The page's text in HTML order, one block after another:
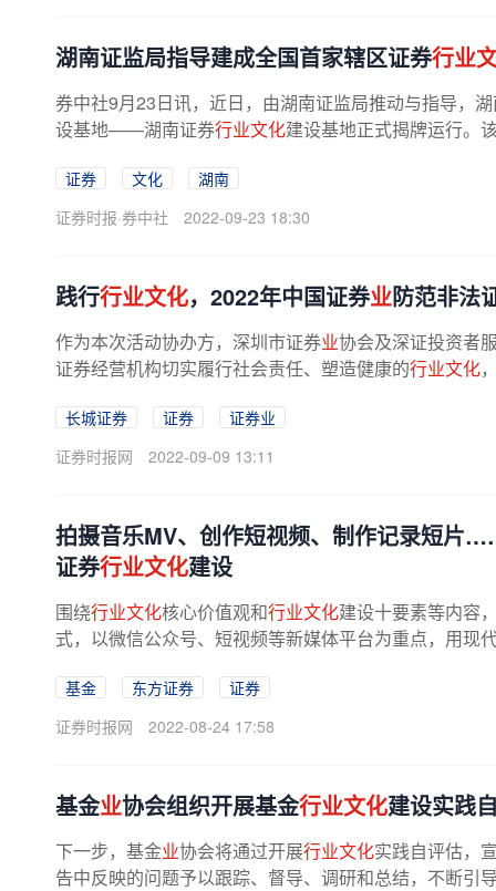
湖南证监局指导建成全国首家辖区证券行业
券中社9月23日讯，近日，由湖南证监局推动与指导，
设基地——湖南证券行业文化建设基地正式揭牌运行。
证券 文化
湖南
证券时报·券中社
2022-09-23 18:30
践行行业文化，2022年中国证券业防范非法
作为本次活动协办方，深圳市证券业协会及深证投资者
证券经营机构切实履行社会责任、塑造健康的行业文化
长城证券 证券
证券业
证券时报网
2022-09-09 13:11
拍摄音乐MV、创作短视频、制作记录短片
证券行业文化建设
围绕行业文化核心价值观和行业文化建设十要素等内容
式，以微信公众号、短视频等新媒体平台为重点，用现
基金 东方证券
证券
证券时报网
2022-08-24 17:58
基金业协会组织开展基金行业文化建设实践
下一步，基金业协会将通过开展行业文化实践自评估，
告中反映的问题予以跟踪、督导、调研和总结，不断引